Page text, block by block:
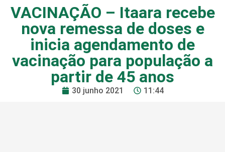
VACINAÇÃO – Itaara recebe
nova remessa de doses e
inicia agendamento de
vacinação para população a
partir de 45 anos
30 junho 2021 11:44